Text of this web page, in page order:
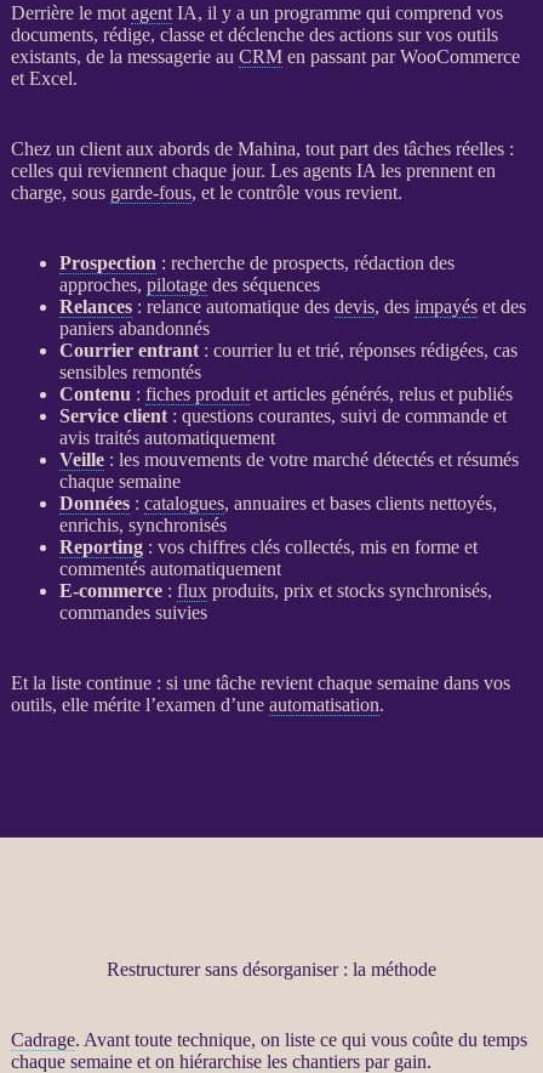
Derrière le mot agent IA, il y a un programme qui comprend vos
documents, rédige, classe et déclenche des actions sur vos outils
existants, de la messagerie au CRMen passant parWooCommerce
et Excel.
Chez un client aux abords de Mahina, tout part des tâches réelles :
celles qui reviennent chaque jour. Les agents IA les prennent en
charge, sous garde-fous, et le contrôle vous revient.
Prospection : recherche de prospects, rédaction des
approches, pilotagedes séquences
Relances: relanceautomatique des devis, des impayéset des
paniers abandonnés
Courrier entrant: courrier lu et trié, réponses rédigées, cas
sensibles remontés
Contenu : fiches produitet articles générés, relus et publiés
Service client: questions courantes, suivi de commande et
avis traités automatiquement
Veille: les mouvements de votre marché détectés et résumés
chaque semaine
Données: catalogues, annuaires et bases clients nettoyés,
enrichis, synchronisés
Reporting: vos chiffres clés collectés, mis en forme et
commentés automatiquement
E-commerce: fluxproduits, prix et stocks synchronisés,
commandes suivies
Et la liste continue : si une tâche revient chaque semaine dans vos
outils, elle mérite l’examen d’une automatisation.
Restructurer sans désorganiser : la méthode
Cadrage. Avant toute technique, on liste ce qui vous coûte du temps
chaque semaine et on hiérarchise les chantiers par gain.